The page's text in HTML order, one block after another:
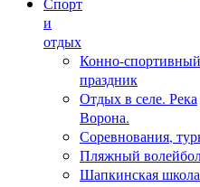
и
отдых
Конно-спортивный
праздник
Отдых в селе. Река
Ворона.
Соревнования,
Пляжный
Шапкинская школа